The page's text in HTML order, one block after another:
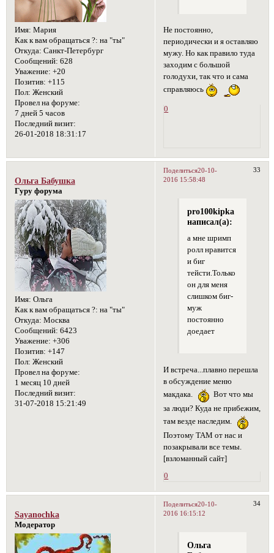
Имя: Мария
Как к вам обращаться ?: на "ты"
Откуда: Санкт-Петербург
Сообщений: 628
Уважение: +20
Позитив: +115
Пол: Женский
Провел на форуме:
7 дней 5 часов
Последний визит:
26-01-2018 18:31:17
Не постоянно,
периодически и я оставляю
мужу. Но как правило туда
заходим с большой
голодухи, так что и сама
справляюсь
0
Поделиться 33
20-10-
2016 15:58:48
Ольга Бабушка
Гуру форума
Имя: Ольга
Как к вам обращаться ?: на "ты"
Откуда: Москва
Сообщений: 6423
Уважение: +306
Позитив: +147
Пол: Женский
Провел на форуме:
1 месяц 10 дней
Последний визит:
31-07-2018 15:21:49
pro100kipka
написал(а):
а мне шримп
ролл нравится
и биг
тейсти.Только
он для меня
слишком биг-
муж
постоянно
доедает
И встреча...плавно перешла
в обсуждение меню
макдака.
Вот что мы
за люди? Куда не прибежим,
там везде наследим.
Поэтому ТАМ от нас и
позакрывали все темы.
[взломанный сайт]
0
Поделиться 34
20-10-
2016 16:15:12
Sayanochka
Модератор
Ольга